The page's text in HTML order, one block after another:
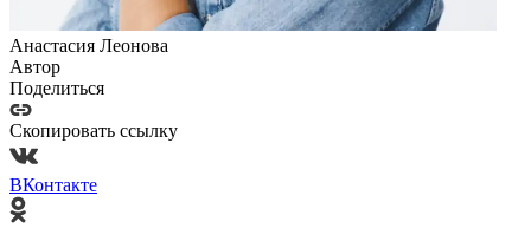
Анастасия Леонова
Автор
Поделиться
Скопировать ссылку
ВКонтакте